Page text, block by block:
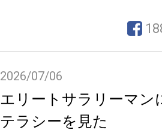
2026/07/06
エリートサラリーマン
テラシーを見た